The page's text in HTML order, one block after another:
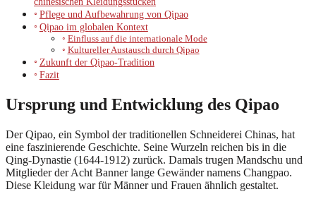
Pflege und Aufbewahrung von Qipao
Qipao im globalen Kontext
Einfluss auf die internationale Mode
Kultureller Austausch durch Qipao
Zukunft der Qipao-Tradition
Fazit
Ursprung und Entwicklung des Qipao
Der Qipao, ein Symbol der traditionellen Schneiderei Chinas, hat
eine faszinierende Geschichte. Seine Wurzeln reichen bis in die
Qing-Dynastie (1644-1912) zurück. Damals trugen Mandschu und
Mitglieder der Acht Banner lange Gewänder namens Changpao.
Diese Kleidung war für Männer und Frauen ähnlich gestaltet.